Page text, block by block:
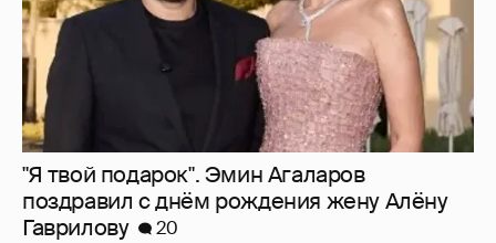
"Я твой подарок". Эмин Агаларов
поздравил с днём рождения жену Алёну
Гаврилову
20